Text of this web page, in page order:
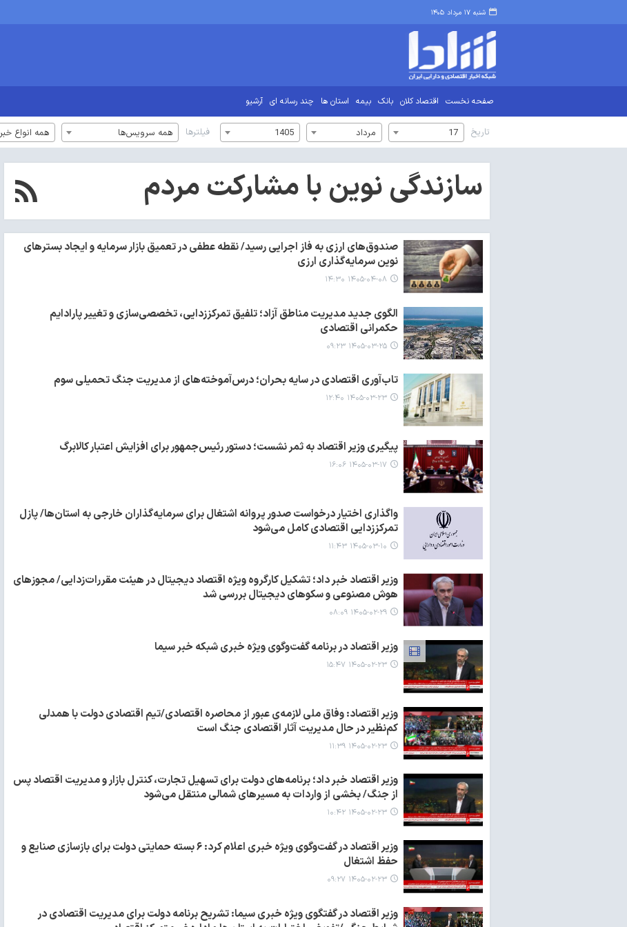
شنبه ۱۷ مرداد ۱۴۰۵
صفحه نخست اقتصاد کلان بانک بیمه استان ها چند رسانه ای آرشیو
تاریخ 17 مرداد 1405 فیلترها همه سرویس‌ها همه انواع خبر
سازندگی نوین با مشارکت مردم
صندوق‌های ارزی به فاز اجرایی رسید/ نقطه عطفی در تعمیق بازار سرمایه و ایجاد بسترهای
نوین سرمایه‌گذاری ارزی
۱۴۰۵-۰۴-۰۸ ۱۴:۳۰
الگوی جدید مدیریت مناطق آزاد؛ تلفیق تمرکززدایی، تخصصی‌سازی و تغییر پارادایم
حکمرانی اقتصادی
۱۴۰۵-۰۳-۲۵ ۰۹:۲۳
تاب‌آوری اقتصادی در سایه بحران؛ درس‌آموخته‌های از مدیریت جنگ تحمیلی سوم
۱۴۰۵-۰۳-۲۳ ۱۲:۴۰
پیگیری وزیر اقتصاد به ثمر نشست؛ دستور رئیس‌جمهور برای افزایش اعتبار کالابرگ
۱۴۰۵-۰۳-۱۷ ۱۶:۰۶
واگذاری اختیار درخواست صدور پروانه اشتغال برای سرمایه‌گذاران خارجی به استان‌ها/ پازل
تمرکززدایی اقتصادی کامل می‌شود
۱۴۰۵-۰۳-۱۰ ۱۱:۴۳
وزیر اقتصاد خبر داد؛ تشکیل کارگروه ویژه اقتصاد دیجیتال در هیئت مقررات‌زدایی/ مجوزهای
هوش مصنوعی و سکوهای دیجیتال بررسی شد
۱۴۰۵-۰۲-۲۹ ۰۸:۰۹
وزیر اقتصاد در برنامه گفت‌وگوی ویژه خبری شبکه خبر سیما
۱۴۰۵-۰۲-۲۳ ۱۵:۴۷
وزیر اقتصاد: وفاق ملی لازمه‌ی عبور از محاصره اقتصادی/تیم اقتصادی دولت با همدلی
کم‌نظیر در حال مدیریت آثار اقتصادی جنگ است
۱۴۰۵-۰۲-۲۳ ۱۱:۳۹
وزیر اقتصاد خبر داد؛ برنامه‌های دولت برای تسهیل تجارت، کنترل بازار و مدیریت اقتصاد پس
از جنگ/ بخشی از واردات به مسیرهای شمالی منتقل می‌شود
۱۴۰۵-۰۲-۲۳ ۱۰:۴۲
وزیر اقتصاد در گفت‌وگوی ویژه خبری اعلام کرد: ۶ بسته حمایتی دولت برای بازسازی صنایع و
حفظ اشتغال
۱۴۰۵-۰۲-۲۳ ۰۹:۲۷
وزیر اقتصاد در گفتگوی ویژه خبری سیما: تشریح برنامه دولت برای مدیریت اقتصادی در